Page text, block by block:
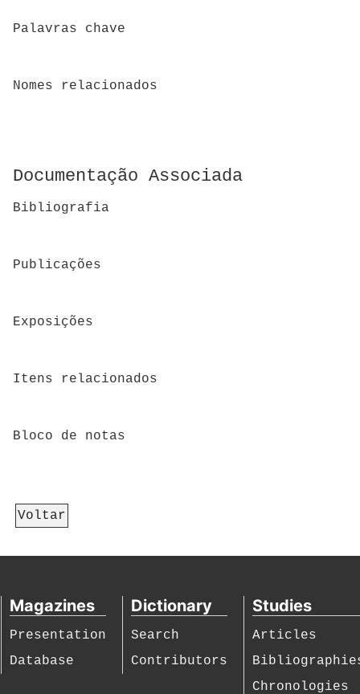
Palavras chave
Nomes relacionados
Documentação Associada
Bibliografia
Publicações
Exposições
Itens relacionados
Bloco de notas
Voltar
Magazines
Presentation
Database
Dictionary
Search
Contributors
Studies
Articles
Chronologies